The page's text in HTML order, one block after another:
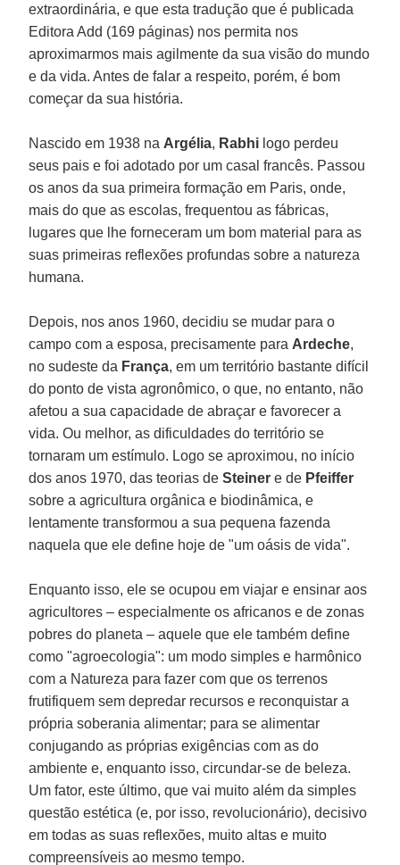
extraordinária, e que esta tradução que é publicada
Editora Add (169 páginas) nos permita nos
aproximarmos mais agilmente da sua visão do mundo
e da vida. Antes de falar a respeito, porém, é bom
começar da sua história.
Nascido em 1938 na Argélia, Rabhi logo perdeu
seus pais e foi adotado por um casal francês. Passou
os anos da sua primeira formação em Paris, onde,
mais do que as escolas, frequentou as fábricas,
lugares que lhe forneceram um bom material para as
suas primeiras reflexões profundas sobre a natureza
humana.
Depois, nos anos 1960, decidiu se mudar para o
campo com a esposa, precisamente para Ardeche,
no sudeste da França, em um território bastante difícil
do ponto de vista agronômico, o que, no entanto, não
afetou a sua capacidade de abraçar e favorecer a
vida. Ou melhor, as dificuldades do território se
tornaram um estímulo. Logo se aproximou, no início
dos anos 1970, das teorias deSteinere de Pfeiffer
sobre a agricultura orgânica e biodinâmica, e
lentamente transformou a sua pequena fazenda
naquela que ele define hoje de "um oásis de vida".
Enquanto isso, ele se ocupou em viajar e ensinar aos
agricultores – especialmente os africanos e de zonas
pobres do planeta – aquele que ele também define
como "agroecologia": um modo simples e harmônico
com a Natureza para fazer com que os terrenos
frutifiquem sem depredar recursos e reconquistar a
própria soberania alimentar; para se alimentar
conjugando as próprias exigências com as do
ambiente e, enquanto isso, circundar-se de beleza.
Um fator, este último, que vai muito além da simples
questão estética (e, por isso, revolucionário), decisivo
em todas as suas reflexões, muito altas e muito
compreensíveis ao mesmo tempo.